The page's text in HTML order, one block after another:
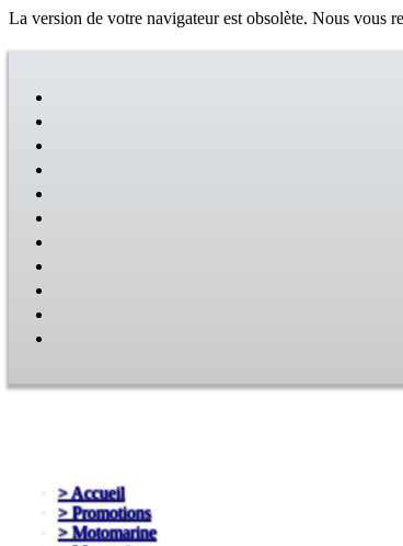
La version de votre navigateur est obsolète. Nous vous
>Accueil
> Promotions
> Motomarine